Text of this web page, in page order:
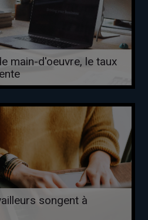
main-d'oeuvre, le taux
songent à